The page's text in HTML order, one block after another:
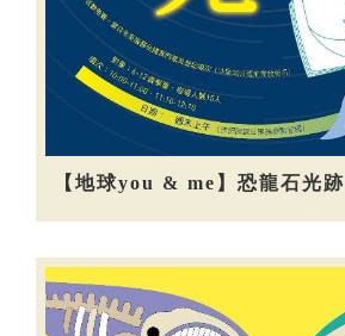
【地球you & me】恐龍石光跡